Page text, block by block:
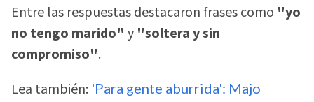
Entre las respuestas destacaron frases como "yo
no tengo marido" y "soltera y sin
compromiso".
Lea también: 'Para gente aburrida': Majo